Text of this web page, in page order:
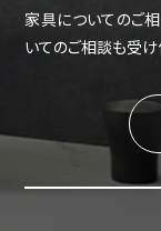
家具についてのご
いてのご相談も受け